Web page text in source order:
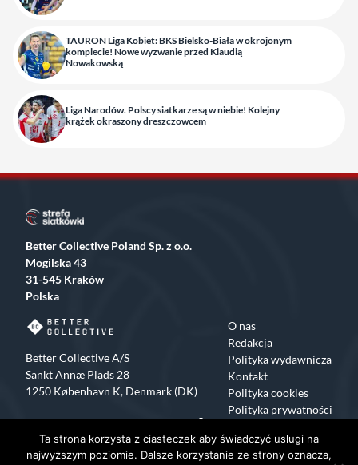
TAURON Liga Kobiet: BKS Bielsko-Biała w okrojonym
komplecie! Nowe wyzwanie przed Klaudią
Nowakowską
Liga Narodów. Polscy siatkarze są w niebie! Kolejny
krążek okraszony dreszczowcem
Better Collective Poland Sp. z o.o.
Mogilska 43
31-545 Kraków
Polska
Better Collective A/S
Sankt Annæ Plads 28
1250 København K, Denmark (DK)
O nas
Redakcja
Polityka wydawnicza
Kontakt
Polityka cookies
Polityka prywatności
Facebook
X Instagram
TikTok
Copyrights 2015-2024 Strefa Siatkówki All rights reserved
Ta strona korzysta z ciasteczek aby świadczyć usługi na
najwyższym poziomie. Dalsze korzystanie ze strony oznacza,